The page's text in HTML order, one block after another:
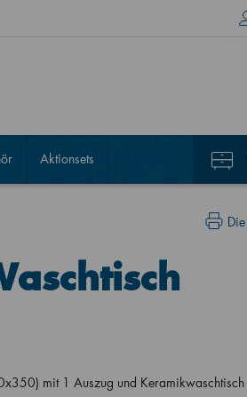
Aktionsets
mit 1 Auszug und